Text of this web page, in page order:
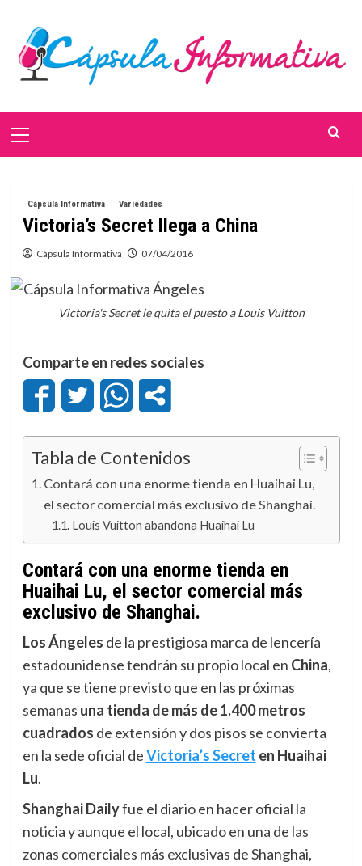
contenido
Menú
Cápsula Informativa Variedades
Victoria’s Secret llega a China
Cápsula Informativa 07/04/2016
Victoria's Secret le quita el puesto a Louis Vuitton
Comparte en redes sociales
Tabla de Contenidos
Contará con una enorme tienda en Huaihai Lu,
el sector comercial más exclusivo de Shanghai.
Louis Vuitton abandona Huaihai Lu
Contará con una enorme tienda en
Huaihai Lu, el sector comercial más
exclusivo de Shanghai.
Los Ángeles de la prestigiosa marca de lencería
estadounidense tendrán su propio local en China,
ya que se tiene previsto que en las próximas
semanas una tienda de más de 1.400 metros
cuadrados de extensión y dos pisos se convierta
en la sede oficial deVictoria’s Secret en Huaihai
Lu.
Shanghai Dailyfue el diario en hacer oficial la
noticia y aunque el local, ubicado en una de las
zonas comerciales más exclusivas de Shanghai,